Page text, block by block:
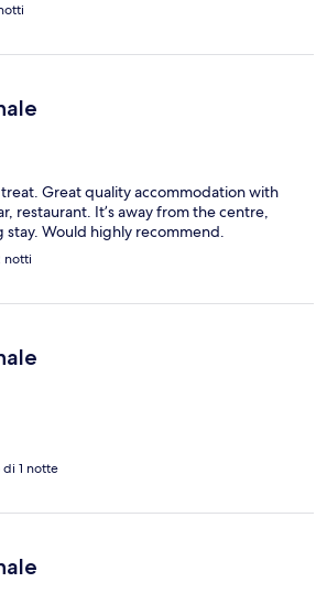
treat. Great quality accommodation with
restaurant. It’s away from the centre,
stay. Would highly recommend.
notti
di 1 notte